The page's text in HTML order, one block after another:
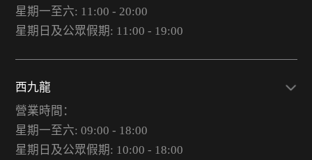
星期一至六: 11:00 - 20:00
星期日及公眾假期: 11:00 - 19:00
西九龍
營業時間：
星期一至六: 09:00 - 18:00
星期日及公眾假期: 10:00 - 18:00